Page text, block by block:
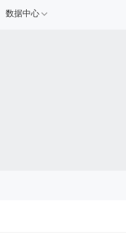
数据中心